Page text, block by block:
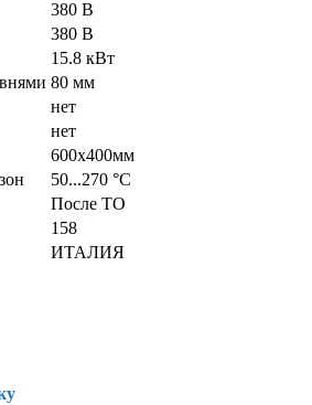
380 В
380 В
15.8 кВт
80 мм
нет
нет
600x400мм
50...270 °С
После ТО
158
ИТАЛИЯ